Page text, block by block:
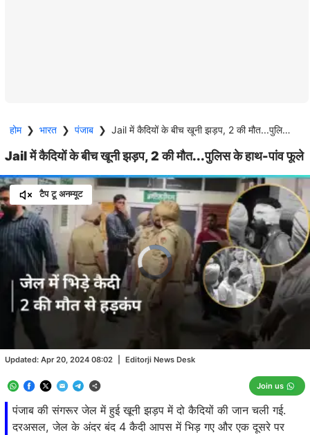
होम ❯ भारत ❯ पंजाब ❯ Jail में कैदियों के बीच खूनी झड़प, 2 की मौत...पुलिस के हाथ-पांव फूले
Jail में कैदियों के बीच खूनी झड़प, 2 की मौत...पुलिस के हाथ-पांव फूले
पंजाब की संगरूर जेल में हुई खूनी झड़प में दो कैदियों की जान चली गई.
दरअसल, जेल के अंदर बंद 4 कैदी आपस में भिड़ गए और एक दूसरे पर
Updated: Apr 20, 2024 08:02 Editorji News Desk
Join us
टैप टू अनम्यूट
Video
Player
is
loading.